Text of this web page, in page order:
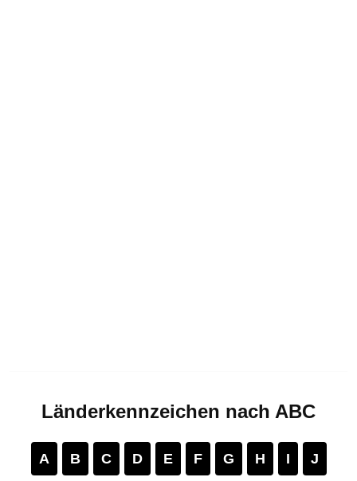
Länderkennzeichen nach ABC
A B C D E F G H I J